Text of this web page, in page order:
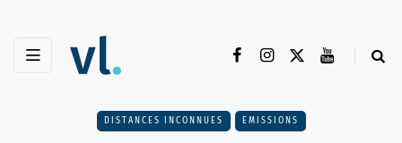
DISTANCES INCONNUES EMISSIONS